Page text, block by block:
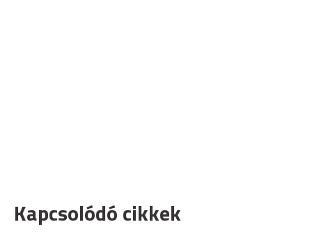
Kapcsolódó cikkek